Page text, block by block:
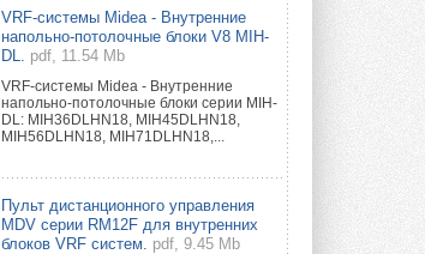
VRF-системы Midea - Внутренние
напольно-потолочные блоки V8 MIH-
DL.
pdf, 11.54 Mb
VRF-системы Midea - Внутренние
напольно-потолочные блоки серии MIH-
DL: MIH36DLHN18, MIH45DLHN18,
MIH56DLHN18, MIH71DLHN18,...
Пульт дистанционного управления
MDV серии RM12F для внутренних
блоков VRF систем.
pdf, 9.45 Mb